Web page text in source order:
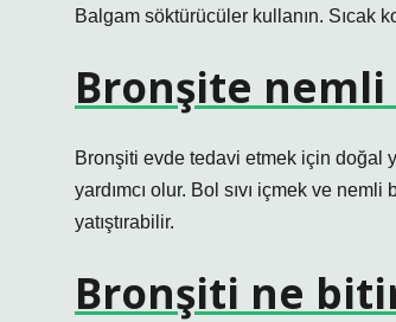
Balgam söktürücüler kullanın. Sıcak
Bronşite
Bronşiti evde tedavi etmek için doğal
yardımcı olur. Bol sıvı içmek ve
yatıştırabilir.
Bronşiti ne